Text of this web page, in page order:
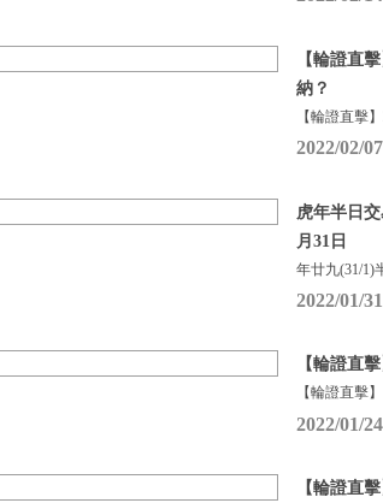
【輪證直
納？
【輪證直擊
2022/02/07
虎年半日
月31日
年廿九(31/1)
2022/01/31
【輪證直
【輪證直擊
2022/01/24
【輪證直